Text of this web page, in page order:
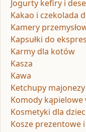
Jogurty kefiry i
Kakao i czekolada
Kamery
Kapsułki do
Karmy dla kotów
Kasza
Kawa
Ketchupy
Komody
Kosmetyki dla
Kosze prezentowe